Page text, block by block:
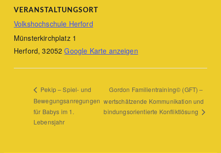
VERANSTALTUNGSORT
Volkshochschule Herford
Münsterkirchplatz 1
Herford, 32052 Google Karte anzeigen
Pekip – Spiel- und
Bewegungsanregungen
für Babys im 1.
Lebensjahr
Gordon Familientraining© (GFT) –
wertschätzende Kommunikation und
bindungsorientierte Konfliktlösung